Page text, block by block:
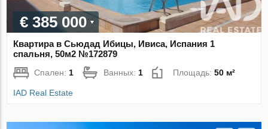
€ 385 000
Квартира в Сьюдад Ибицы, Ивиса, Испания 1
спальня, 50м2 №172879
Спален: 1 Ванных: 1 Площадь:50 м²
IAD Real Estate